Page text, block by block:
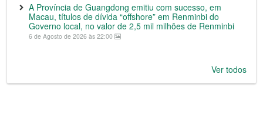
A Província de Guangdong emitiu com sucesso, em
Macau, títulos de dívida “offshore” em Renminbi do
Governo local, no valor de 2,5 mil milhões de Renminbi
6 de Agosto de 2026 às 22:00
Ver todos